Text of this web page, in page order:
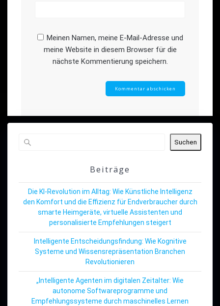
Meinen Namen, meine E-Mail-Adresse und
meine Website in diesem Browser für die
nächste Kommentierung speichern.
Suchen
Beiträge
Die KI-Revolution im Alltag: Wie Künstliche Intelligenz
den Komfort und die Effizienz für Endverbraucher durch
smarte Heimgeräte, virtuelle Assistenten und
personalisierte Empfehlungen steigert
Intelligente Entscheidungsfindung: Wie Kognitive
Systeme und Wissensrepräsentation Branchen
Revolutionieren
„Intelligente Agenten im digitalen Zeitalter: Wie
autonome Softwareprogramme und
Empfehlungssysteme durch maschinelles Lernen